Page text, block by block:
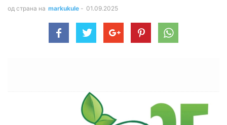
од страна на markukule - 01.09.2025